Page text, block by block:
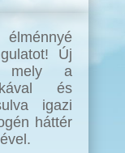
Új
mely a
és
igazi
háttér